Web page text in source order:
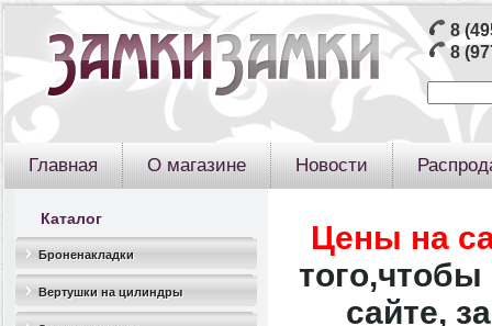
8
8
Главная О магазине Новости
Каталог
Броненакладки
Вертушки на цилиндры
Цены на
того,чтобы
сайте,